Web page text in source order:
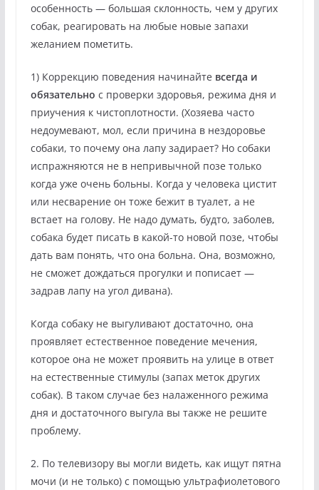
особенность — большая склонность, чем у других
собак, реагировать на любые новые запахи
желанием пометить.
1) Коррекцию поведения начинайте всегда и
обязательно с проверки здоровья, режима дня и
приучения к чистоплотности. (Хозяева часто
недоумевают, мол, если причина в нездоровье
собаки, то почему она лапу задирает? Но собаки
испражняются не в непривычной позе только
когда уже очень больны. Когда у человека цистит
или несварение он тоже бежит в туалет, а не
встает на голову. Не надо думать, будто, заболев,
собака будет писать в какой-то новой позе, чтобы
дать вам понять, что она больна. Она, возможно,
не сможет дождаться прогулки и пописает —
задрав лапу на угол дивана).
Когда собаку не выгуливают достаточно, она
проявляет естественное поведение мечения,
которое она не может проявить на улице в ответ
на естественные стимулы (запах меток других
собак). В таком случае без налаженного режима
дня и достаточного выгула вы также не решите
проблему.
2. По телевизору вы могли видеть, как ищут пятна
мочи (и не только) с помощью ультрафиолетового